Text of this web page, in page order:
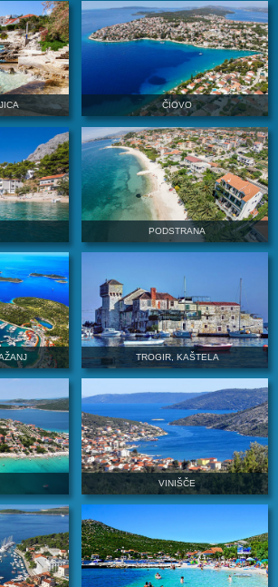
můžete přijet v jakýkoliv den v týdnu.
s dostatečným předstihem. V těchto
termín podle své potřeby, další
většinou na tyto termíny již navázat.
DESTINACÍ V